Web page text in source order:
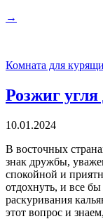
→
Комната для
Розжиг
10.01.2024
В восточных
знак дружбы,
спокойной и
отдохнуть, и все
раскуривания
этот вопрос и